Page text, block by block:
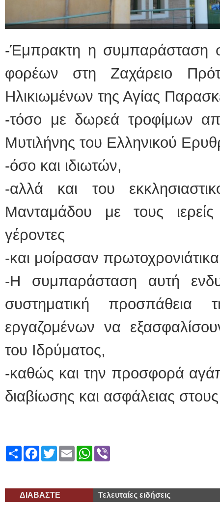
-Έμπρακτη η συμπαράσταση
φορέων στη Ζαχάρειο
Ηλικιωμένων της Αγίας
-τόσο με δωρεά τροφίμων
Μυτιλήνης του Ελληνικού
-όσο και ιδιωτών,
-αλλά και του
Μανταμάδου με τους
γέροντες
-και μοίρασαν
-Η συμπαράσταση αυτή
συστηματική προσπάθεια
εργαζομένων να
του Ιδρύματος,
-καθώς και την προσφορά
διαβίωσης και ασφάλειας
ShareFacebook
TwitterEmailWhatsApp
ΔΙΑΒΑΣΤΕ Τελευταίες ειδήσεις
ΕΙΔΙΚΟΣ
Holter